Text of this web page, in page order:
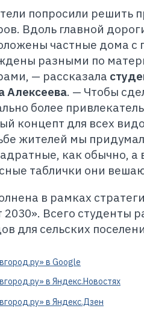
попросили решить
Вдоль главной
частные дома с
разными по
— рассказала
Алексеева. — Чтобы
более
концепт для всех
жителей мы
как обычно, а
таблички они
в рамках
Всего студенты
для сельских
в Google
в Яндекс.Новостях
в Яндекс.Дзен